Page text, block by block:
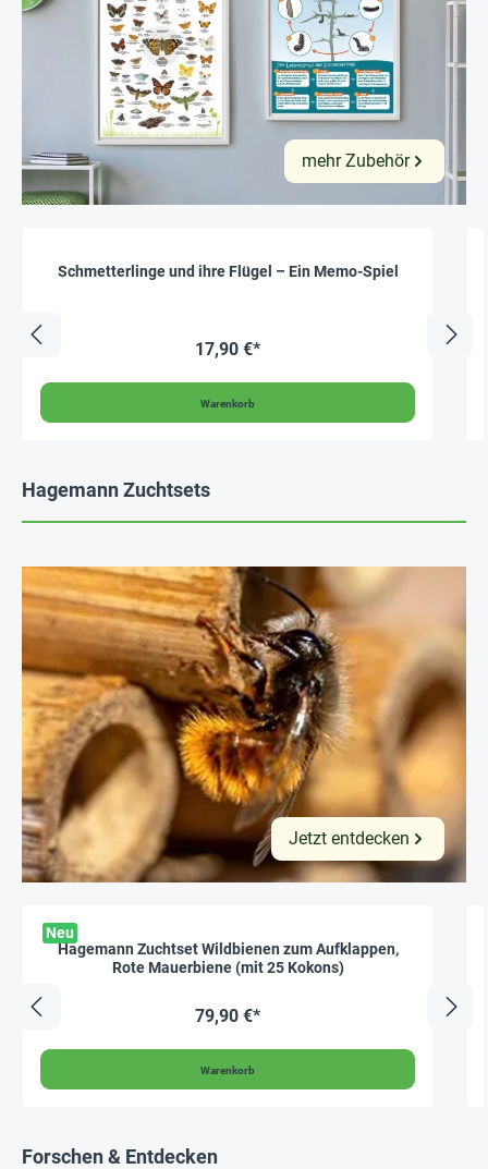
mehr Zubehör
Schmetterlinge und ihre Flügel – Ein Memo-Spiel
17,90 €*
Warenkorb
Hagemann Zuchtsets
Jetzt entdecken
Neu
Hagemann Zuchtset Wildbienen zum Aufklappen,
Rote Mauerbiene (mit 25 Kokons)
79,90 €*
Warenkorb
Forschen & Entdecken